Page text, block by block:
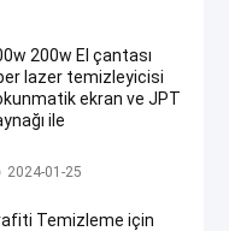
200w El çantası
lazer temizleyicisi
ekran ve JPT
ile
Temizleme Makinesi
2024-01-25
Temizleme için